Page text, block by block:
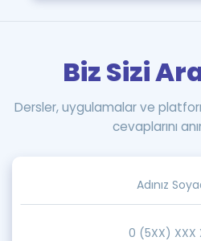
Biz Sizi
Dersler, uygulamalar ve
cevaplarını